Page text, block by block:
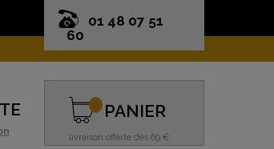
01 48 07 51
60
PANIER
livraison offerte dès 69 €
0